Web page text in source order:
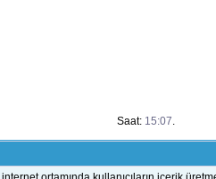
Saat: 15:07